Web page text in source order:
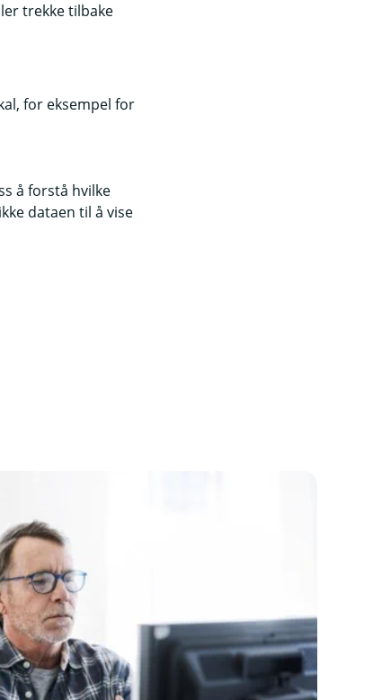
trekke tilbake
for eksempel for
å forstå hvilke
dataen til å vise